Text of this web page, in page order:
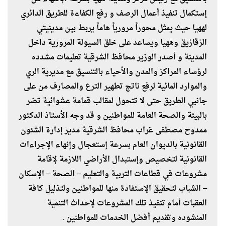
إستكمال تنفيذ أعمال الرصف و رفع الكفاءة للطريق الدائري
لههيا حيث يمثل محوراً مرورياً هاماً يربط بين مدينيتي
الزقازيق وههيا ويساعد على خلق السيولة المرورية داخل
المدينة و أصدر الوزير محافظ الشرقية تعليمات مشدده
لرؤساء المراكز والمدن والأحياء بالتنسيق مع مديرية الري
والموارد المائية لرفع ناتج تطهير الترع والمصارف من على
جانبي الطريق حتى لا تتحول لمقالب قمامة عشوائية تضر
بالبيئة والصحة العامة للمواطنين و قد وجه الأستاذ الدكتور
ممدوح مصطفى غراب محافظ الشرقية مدير إدارة الشئون
القانونية بالديوان العام بسرعة إستعجال وإنهاء الإجراءات
القانونية لتخصيص وإستبدال الأراضي اللازمة لإقامة
مشروعات في قطاعات التربية والتعليم – الصحة – الإسكان
– الشباب لتحقيق الإستفادة منها للمواطنين ولتذليل كافة
العقبات أمام تنفيذ تلك المشروعات لإحداث التنمية
المنشوده وتقديم أفضل الخدمات للمواطنين .